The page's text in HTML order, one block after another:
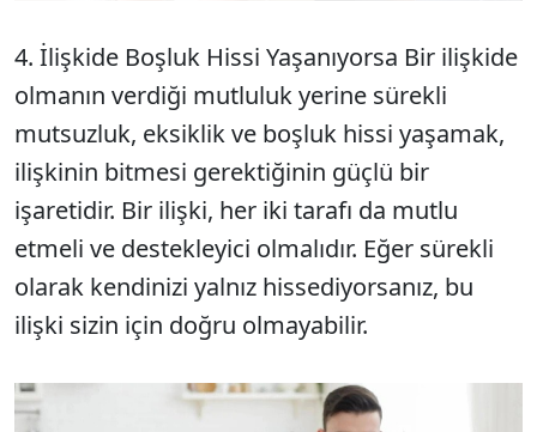
4. İlişkide Boşluk Hissi Yaşanıyorsa Bir ilişkide
olmanın verdiği mutluluk yerine sürekli
mutsuzluk, eksiklik ve boşluk hissi yaşamak,
ilişkinin bitmesi gerektiğinin güçlü bir
işaretidir. Bir ilişki, her iki tarafı da mutlu
etmeli ve destekleyici olmalıdır. Eğer sürekli
olarak kendinizi yalnız hissediyorsanız, bu
ilişki sizin için doğru olmayabilir.